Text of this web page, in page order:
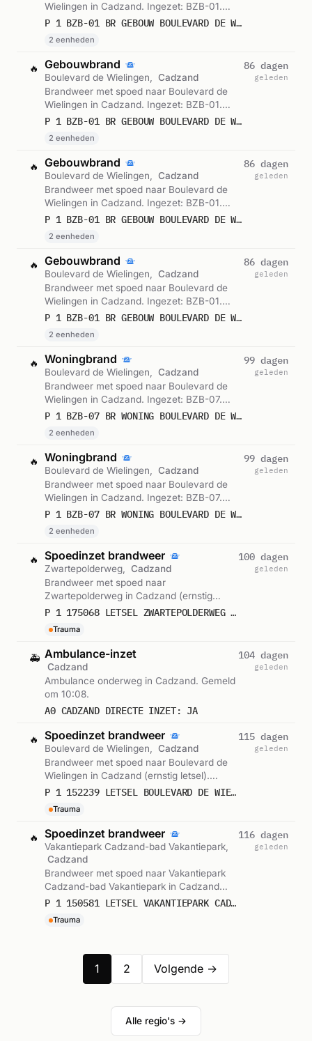
Wielingen in Cadzand. Ingezet: BZB-01.
Gemeld om 05:38.
P 1 BZB-01 BR GEBOUW BOULEVARD DE WIELINGEN CADZAND 196533 196530
2 eenheden
🔥 Gebouwbrand
Boulevard de Wielingen, Cadzand
Brandweer met spoed naar Boulevard de
Wielingen in Cadzand. Ingezet: BZB-01.
Gemeld om 05:02.
P 1 BZB-01 BR GEBOUW BOULEVARD DE WIELINGEN CADZAND 196533 196530
2 eenheden
86 dagen
geleden
🔥 Gebouwbrand
Boulevard de Wielingen, Cadzand
Brandweer met spoed naar Boulevard de
Wielingen in Cadzand. Ingezet: BZB-01.
Gemeld om 04:48.
P 1 BZB-01 BR GEBOUW BOULEVARD DE WIELINGEN CADZAND 196533 196530
2 eenheden
86 dagen
geleden
🔥 Gebouwbrand
Boulevard de Wielingen, Cadzand
Brandweer met spoed naar Boulevard de
Wielingen in Cadzand. Ingezet: BZB-01.
Gemeld om 04:42.
P 1 BZB-01 BR GEBOUW BOULEVARD DE WIELINGEN CADZAND 196533 196530
2 eenheden
86 dagen
geleden
🔥 Woningbrand
Boulevard de Wielingen, Cadzand
Brandweer met spoed naar Boulevard de
Wielingen in Cadzand. Ingezet: BZB-07.
Gemeld om 17:03.
P 1 BZB-07 BR WONING BOULEVARD DE WIELINGEN CADZAND 196533 196530
2 eenheden
99 dagen
geleden
🔥 Woningbrand
Boulevard de Wielingen, Cadzand
Brandweer met spoed naar Boulevard de
Wielingen in Cadzand. Ingezet: BZB-07.
Gemeld om 16:57.
P 1 BZB-07 BR WONING BOULEVARD DE WIELINGEN CADZAND 196533 196530
2 eenheden
99 dagen
geleden
🔥 Spoedinzet brandweer
Zwartepolderweg, Cadzand
Brandweer met spoed naar
Zwartepolderweg in Cadzand (ernstig
letsel). Gemeld om 17:05.
P 1 175068 LETSEL ZWARTEPOLDERWEG CADZAND
Trauma
100 dagen
geleden
🚑 Ambulance-inzet
Cadzand
Ambulance onderweg in Cadzand. Gemeld
om 10:08.
A0 CADZAND DIRECTE INZET: JA
104 dagen
geleden
🔥 Spoedinzet brandweer
Boulevard de Wielingen, Cadzand
Brandweer met spoed naar Boulevard de
Wielingen in Cadzand (ernstig letsel).
Gemeld om 18:10.
P 1 152239 LETSEL BOULEVARD DE WIELINGEN CADZAND
Trauma
115 dagen
geleden
🔥 Spoedinzet brandweer
Vakantiepark Cadzand-bad Vakantiepark,
Cadzand
Brandweer met spoed naar Vakantiepark
Cadzand-bad Vakantiepark in Cadzand
(ernstig letsel). Gemeld om 17:18.
P 1 150581 LETSEL VAKANTIEPARK CADZAND-BAD VAKANTIEPARK CADZAND-BAD CAVELOT CADZAND
Trauma
116 dagen
geleden
1 2 Volgende →
Alle regio's →